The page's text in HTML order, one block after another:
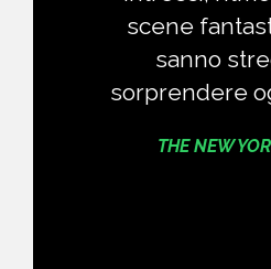
scene
sanno
sorprendere
THE NEW